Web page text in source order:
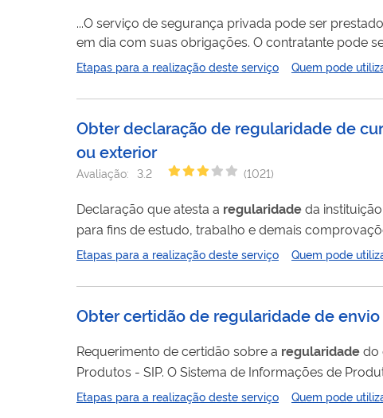
...O serviço de segurança privada pode ser
em dia com suas obrigações. O contratante pode
Etapas para a realização deste serviço Quem pode
Obter declaração de regularidade de
ou exterior
Avaliação: 3.2 (1021)
Declaração que atesta a regularidadeda
para fins de estudo, trabalho e demais
Etapas para a realização deste serviço Quem pode
Obter certidão de regularidade de
Requerimento de certidão sobre a regularidadedo
Produtos - SIP. O Sistema de Informações de Produtos - SIP, é o instrumento regulamentado pela Agência Nacional de Saúde
Suplementar - ANS para envio de informações e
Etapas para a realização deste serviço Quem pode